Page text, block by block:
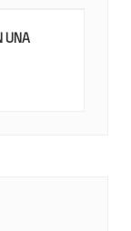
UNA